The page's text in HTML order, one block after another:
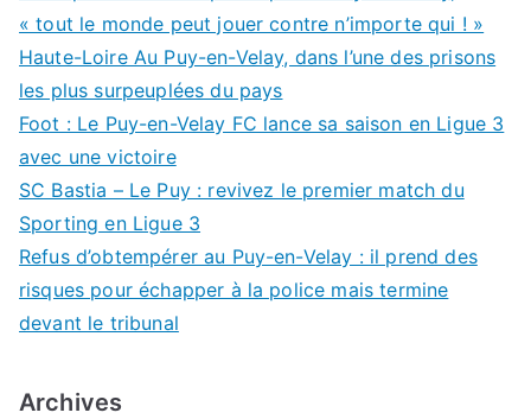
« tout le monde peut jouer contre n’importe qui ! »
Haute-Loire Au Puy-en-Velay, dans l’une des prisons
les plus surpeuplées du pays
Foot : Le Puy-en-Velay FC lance sa saison en Ligue 3
avec une victoire
SC Bastia – Le Puy : revivez le premier match du
Sporting en Ligue 3
Refus d’obtempérer au Puy-en-Velay : il prend des
risques pour échapper à la police mais termine
devant le tribunal
Archives